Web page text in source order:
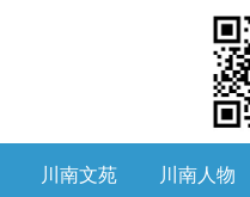
川南文苑 川南人物